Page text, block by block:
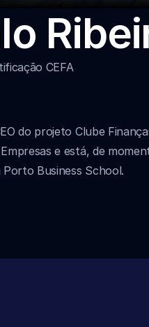
CEFA
do projeto Clube
e está, de
Porto Business School.